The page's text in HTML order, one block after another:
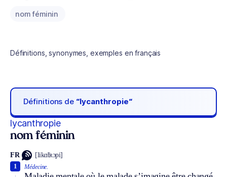
nom féminin
Définitions, synonymes, exemples en français
Définitions de “lycanthropie“
lycanthropie
nom féminin
FR [likɑ̃tʀɔpi]
Médecine.
1